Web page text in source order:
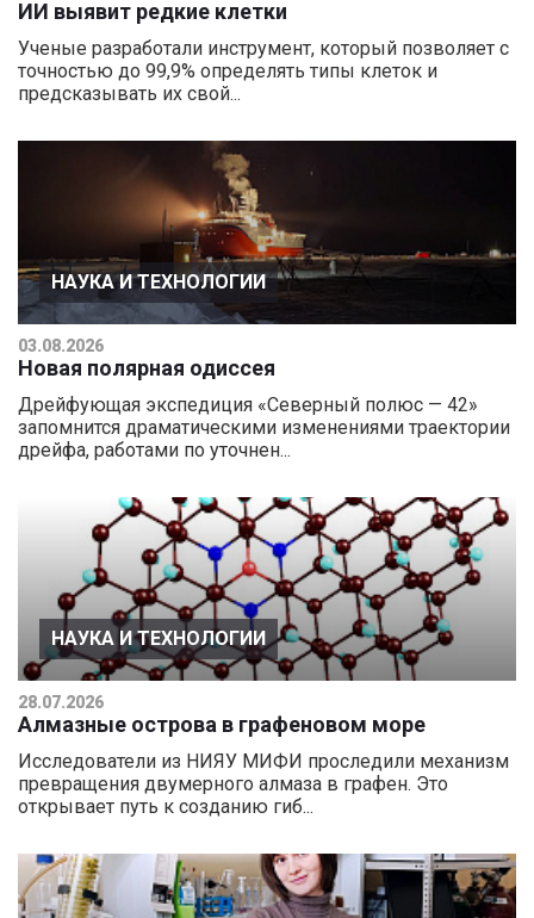
ИИ выявит редкие клетки
Ученые разработали инструмент, который позволяет с
точностью до 99,9% определять типы клеток и
предсказывать их свой...
НАУКА И ТЕХНОЛОГИИ
03.08.2026
Новая полярная одиссея
Дрейфующая экспедиция «Северный полюс — 42»
запомнится драматическими изменениями траектории
дрейфа, работами по уточнен...
НАУКА И ТЕХНОЛОГИИ
28.07.2026
Алмазные острова в графеновом море
Исследователи из НИЯУ МИФИ проследили механизм
превращения двумерного алмаза в графен. Это
открывает путь к созданию гиб...